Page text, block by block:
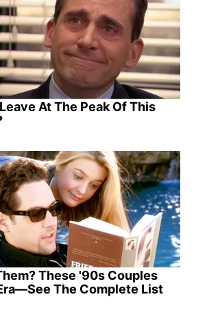
At The Peak Of This
These '90s Couples
The Complete List